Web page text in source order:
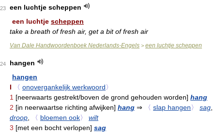
een luchtje scheppen
een luchtje scheppen
take a breath of fresh air, get a bit of fresh air
Van Dale Handwoordenboek Nederlands-Engels > een luchtje scheppen
hangen
hangen
I
〈 onovergankelijk werkwoord〉
1 [neerwaarts gestrekt/boven de grond gehouden worden] hang
2 [in neerwaartse richting afwijken] hang ⇒ 〈 slap hangen〉 sag
droop
〈 bloemen ook〉
wilt
3 [met een bocht verlopen] sag